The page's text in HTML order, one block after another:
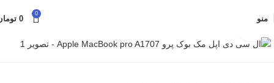
منو
0
0